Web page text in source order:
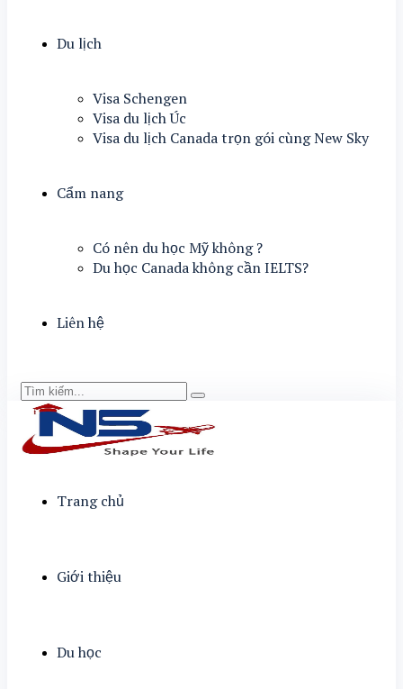
Du lịch
Visa Schengen
Visa du lịch Úc
Visa du lịch Canada trọn gói cùng New Sky
Cẩm nang
Có nên du học Mỹ không ?
Du học Canada không cần IELTS?
Liên hệ
Trang chủ
Giới thiệu
Du học